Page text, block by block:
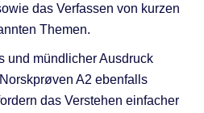
das Verfassen von kurzen
Themen.
und mündlicher Ausdruck
A2 ebenfalls
das Verstehen einfacher